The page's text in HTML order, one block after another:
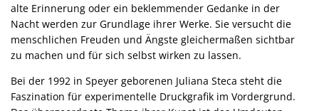
alte Erinnerung oder ein beklemmender Gedanke in der
Nacht werden zur Grundlage ihrer Werke. Sie versucht die
menschlichen Freuden und Ängste gleichermaßen sichtbar
zu machen und für sich selbst wirken zu lassen.
Bei der 1992 in Speyer geborenen Juliana Steca steht die
Faszination für experimentelle Druckgrafik im Vordergrund.